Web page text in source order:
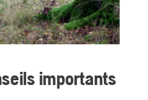
importants